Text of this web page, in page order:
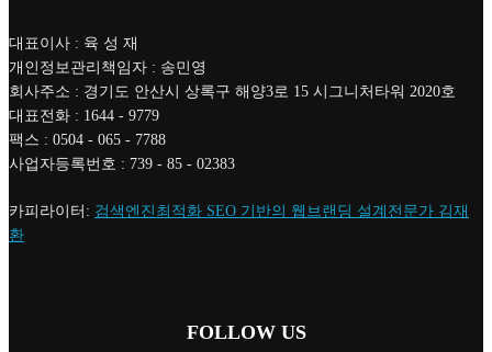
대표이사 : 육 성 재
개인정보관리책임자 : 송민영
회사주소 : 경기도 안산시 상록구 해양3로 15 시그니처타워 2020호
대표전화 : 1644 - 9779
팩스 : 0504 - 065 - 7788
사업자등록번호 : 739 - 85 - 02383
카피라이터: 검색엔진최적화 SEO 기반의 웹브랜딩 설계전문가 김재
환
FOLLOW US